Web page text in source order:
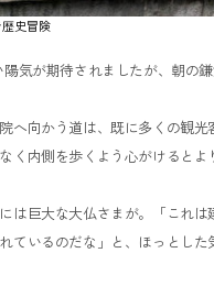
史冒険
気が期待されましたが、朝の
へ向かう道は、既に多くの観
く内側を歩くよう心がけるとよ
は巨大な大仏さまが。「これ
ているのだな」と、ほっとした